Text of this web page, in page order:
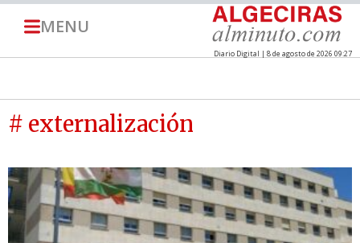
MENU
Diario Digital | 8 de agosto de 2026 09:27
# externalización